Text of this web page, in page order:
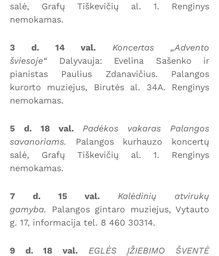
salė, Grafų Tiškevičių al. 1. Renginys
nemokamas.
3 d. 14 val.
Koncertas „Advento
šviesoje“Dalyvauja: Evelina Sašenko ir
pianistas Paulius Zdanavičius. Palangos
kurorto muziejus, Birutės al. 34A. Renginys
nemokamas.
5 d. 18 val.
Padėkos vakaras Palangos
savanoriams. Palangos kurhauzo koncertų
salė, Grafų Tiškevičių al. 1. Renginys
nemokamas.
7 d. 15 val.
Kalėdinių atvirukų
gamyba. Palangos gintaro muziejus, Vytauto
g. 17, informacija tel. 8 460 30314.
9 d. 18 val.
EGLĖS ĮŽIEBIMO ŠVENTĖ